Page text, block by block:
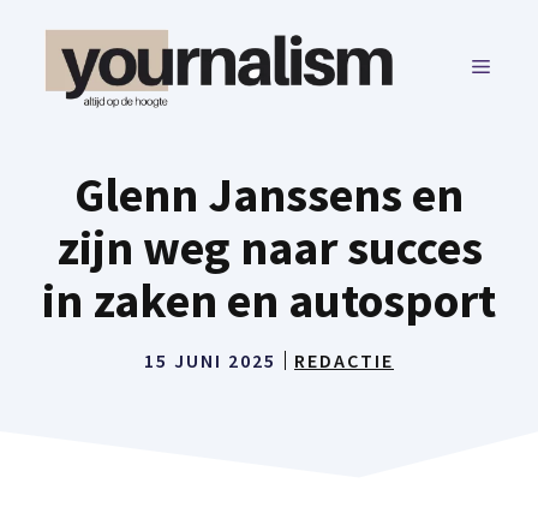
MENU
Glenn Janssens en
zijn weg naar succes
in zaken en autosport
15 JUNI 2025 REDACTIE